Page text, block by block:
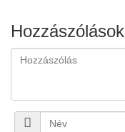
Hozzászólások